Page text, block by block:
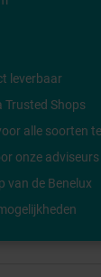
leverbaar
Trusted Shops
alle soorten
onze adviseurs
van de Benelux